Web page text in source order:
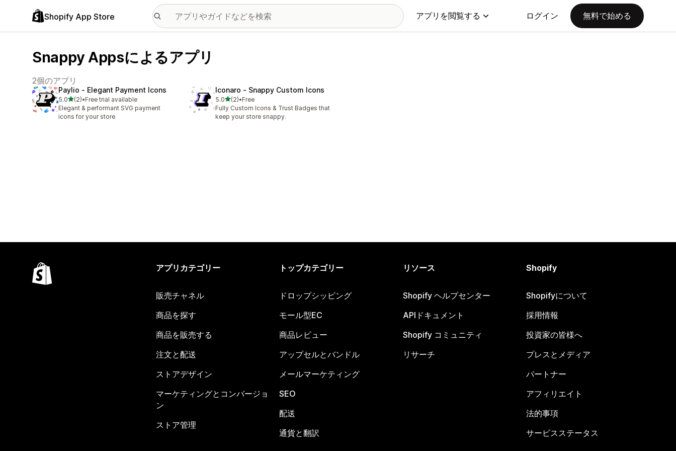
Shopify App Store アプリを閲覧する ログイン 無料で始める
Snappy Appsによるアプリ
2個のアプリ
Paylio ‑ Elegant Payment Icons
5.05つ星中
(2)
合計レビュー数：2件
•Free trial available
Elegant & performant SVG payment
icons for your store
Iconaro ‑ Snappy Custom Icons
5.05つ星中
(2)
合計レビュー数：2件
•Free
Fully Custom Icons & Trust Badges that
keep your store snappy.
アプリカテゴリー
販売チャネル
商品を探す
商品を販売する
注文と配送
ストアデザイン
マーケティングとコンバージョ
ン
ストア管理
トップカテゴリー
ドロップシッピング
モール型EC
商品レビュー
アップセルとバンドル
メールマーケティング
SEO
配送
通貨と翻訳
リソース
Shopify ヘルプセンター
APIドキュメント
Shopify コミュニティ
リサーチ
Shopify
Shopifyについて
採用情報
投資家の皆様へ
プレスとメディア
パートナー
アフィリエイト
法的事項
サービスステータス